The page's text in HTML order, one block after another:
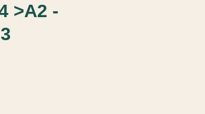
>A2 -